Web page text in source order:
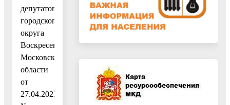
депутатов
городского
округа
Воскресенск
Московской
области
от
27.04.2023